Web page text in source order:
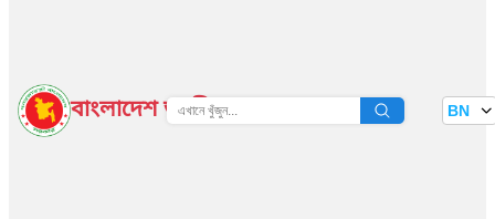
বাংলাদেশ জাতীয় তথ্য বাতায়ন BN